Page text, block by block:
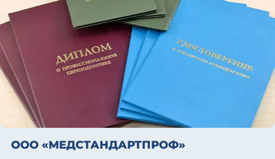
ООО «МЕДСТАНДАРТПРОФ»